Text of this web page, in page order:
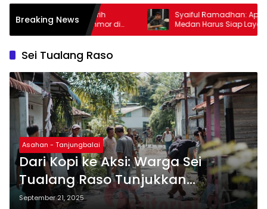
Breaking News
di
Syaiful Ramadhan: Aparatur Pemko
Medan Harus Siap Layani Masyarakat
dalam Kondisi Apa Pun
Sei Tualang Raso
Asahan - Tanjungbalai
Dari Kopi ke Aksi: Warga Sei
Tualang Raso Tunjukkan
Kekuatan Gotong Royong
September 21, 2025